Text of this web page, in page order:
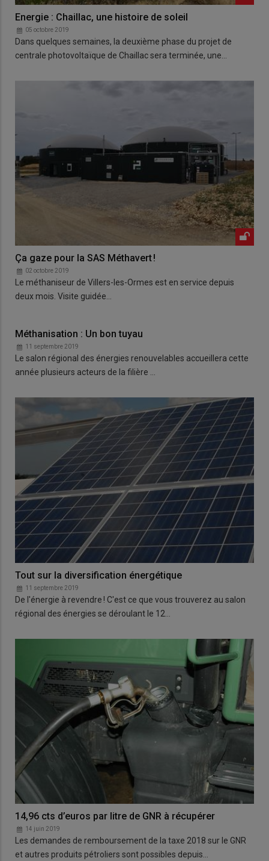
Energie : Chaillac, une histoire de soleil
05 octobre 2019
Dans quelques semaines, la deuxième phase du projet de
centrale photovoltaïque de Chaillac sera terminée, une…
Ça gaze pour la SAS Méthavert !
02 octobre 2019
Le méthaniseur de Villers-les-Ormes est en service depuis
deux mois. Visite guidée…
Méthanisation : Un bon tuyau
11 septembre 2019
Le salon régional des énergies renouvelables accueillera cette
année plusieurs acteurs de la filière …
Tout sur la diversification énergétique
11 septembre 2019
De l'énergie à revendre ! C'est ce que vous trouverez au salon
régional des énergies se déroulant le 12…
14,96 cts d’euros par litre de GNR à récupérer
14 juin 2019
Les demandes de remboursement de la taxe 2018 sur le GNR
et autres produits pétroliers sont possibles depuis…